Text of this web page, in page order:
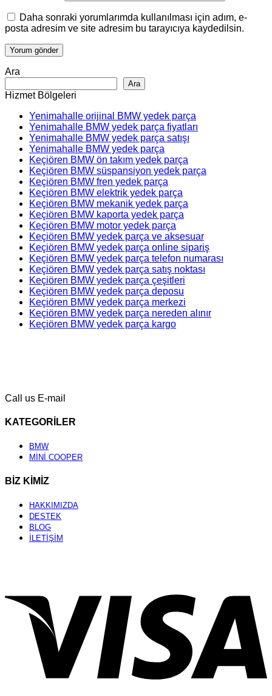
Daha sonraki yorumlarımda kullanılması için adım, e-
posta adresim ve site adresim bu tarayıcıya kaydedilsin.
Ara
Ara
Hizmet Bölgeleri
Yenimahalle orijinal BMW yedek parça
Yenimahalle BMW yedek parça fiyatları
Yenimahalle BMW yedek parça satışı
Yenimahalle BMW yedek parça
Keçiören BMW ön takım yedek parça
Keçiören BMW süspansiyon yedek parça
Keçiören BMW fren yedek parça
Keçiören BMW elektrik yedek parça
Keçiören BMW mekanik yedek parça
Keçiören BMW kaporta yedek parça
Keçiören BMW motor yedek parça
Keçiören BMW yedek parça ve aksesuar
Keçiören BMW yedek parça online sipariş
Keçiören BMW yedek parça telefon numarası
Keçiören BMW yedek parça satış noktası
Keçiören BMW yedek parça çeşitleri
Keçiören BMW yedek parça deposu
Keçiören BMW yedek parça merkezi
Keçiören BMW yedek parça nereden alınır
Keçiören BMW yedek parça kargo
Call us E-mail
KATEGORİLER
BMW
MİNİ COOPER
BİZ KİMİZ
HAKKIMIZDA
DESTEK
BLOG
İLETİŞİM